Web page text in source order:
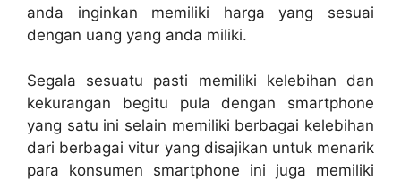
anda inginkan memiliki harga yang sesuai
dengan uang yang anda miliki.
Segala sesuatu pasti memiliki kelebihan dan
kekurangan begitu pula dengan smartphone
yang satu ini selain memiliki berbagai kelebihan
dari berbagai vitur yang disajikan untuk menarik
para konsumen smartphone ini juga memiliki